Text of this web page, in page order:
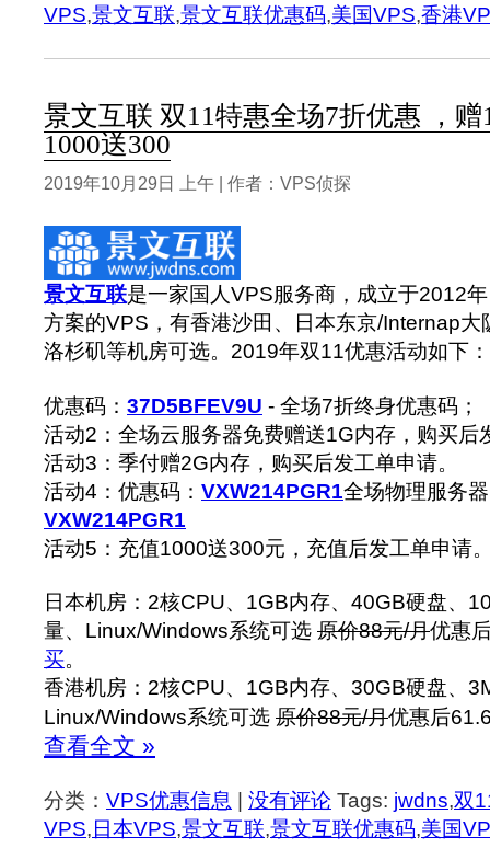
VPS,景文互联,景文互联优惠码,美国VPS,香港
景文互联 双11特惠全场7折优惠 ，
1000送300
2019年10月29日 上午 | 作者：VPS侦探
景文互联是一家国人VPS服务商，成立于2012
方案的VPS，有香港沙田、日本东京/Internap大
洛杉矶等机房可选。2019年双11优惠活动如下：
优惠码： 37D5BFEV9U - 全场7折终身优惠码；
活动2：全场云服务器免费赠送1G内存，购买后
活动3：季付赠2G内存，购买后发工单申请。
活动4：优惠码： VXW214PGR1全场物理服务
VXW214PGR1
活动5：充值1000送300元，充值后发工单申请
日本机房：2核CPU、1GB内存、40GB硬盘、
量、Linux/Windows系统可选 原价88元/月优惠
买。
香港机房：2核CPU、1GB内存、30GB硬盘、
Linux/Windows系统可选 原价88元/月优惠后
查看全文 »
分类： VPS优惠信息 | 没有评论 Tags: jwdns,双
VPS,日本VPS,景文互联,景文互联优惠码,美国